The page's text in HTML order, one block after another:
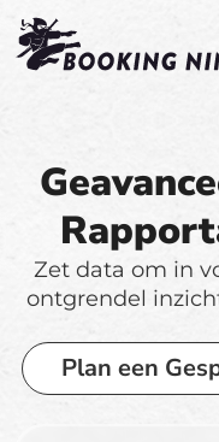
Zet data om in
ontgrendel
Plan een